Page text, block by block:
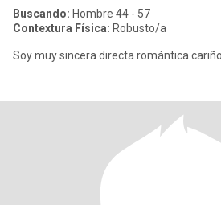
Buscando: Hombre 44 - 57
Contextura Física: Robusto/a
Soy muy sincera directa romántica